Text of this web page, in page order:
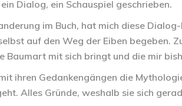
Dialog, ein Schauspiel geschrieben.
im Buch, hat mich diese
auf den Weg der Eiben begeben.
Baumart mit sich bringt und die mir
ihren Gedankengängen die
Alles Gründe, weshalb sie sich